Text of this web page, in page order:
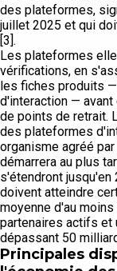
des plateformes,
juillet 2025 et qui
[3].
Les plateformes
vérifications, en
les fiches produits
d'interaction —
de points de retrait.
des plateformes
organisme agréé
démarrera au plus
s'étendront
doivent atteindre
moyenne d'au
partenaires actifs et
dépassant 50
Principales